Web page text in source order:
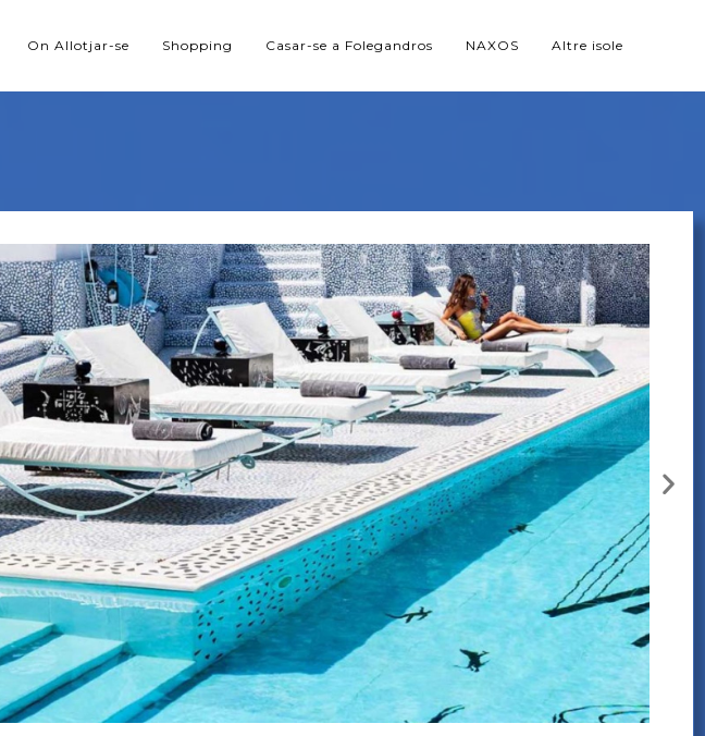
On Allotjar-se Shopping Casar-se a Folegandros NAXOS Altre isole